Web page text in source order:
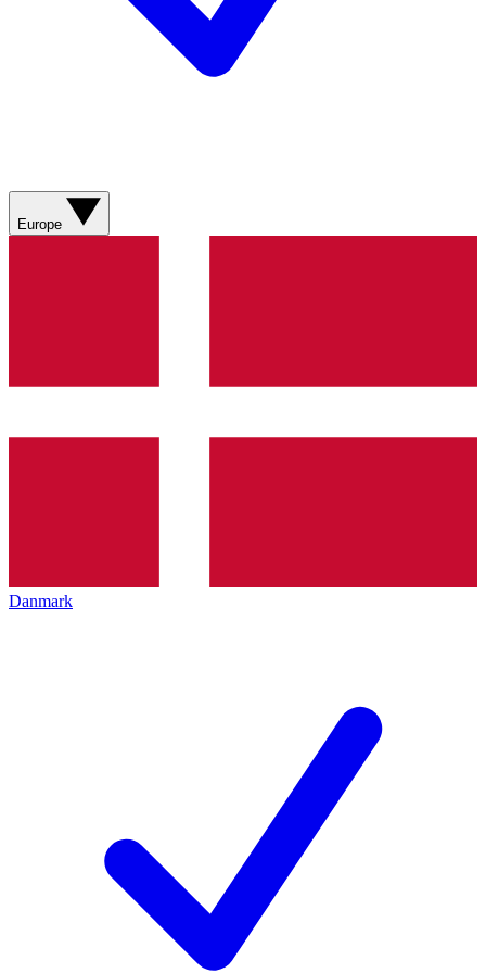
Europe
Danmark